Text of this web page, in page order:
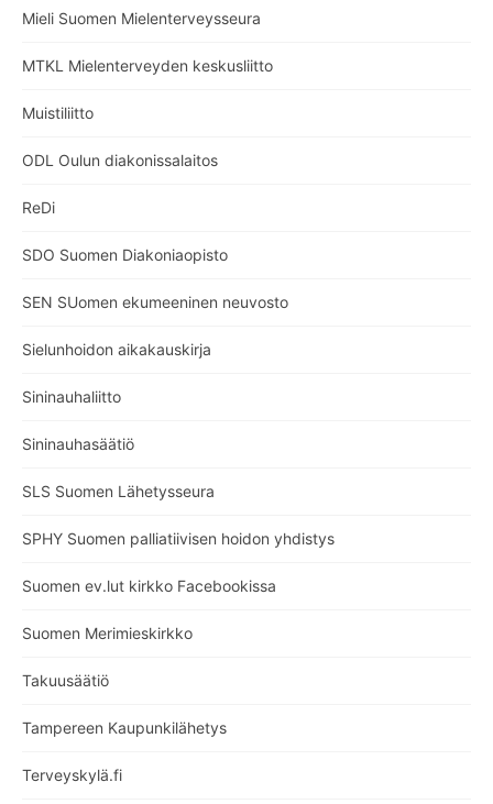
Mieli Suomen Mielenterveysseura
MTKL Mielenterveyden keskusliitto
Muistiliitto
ODL Oulun diakonissalaitos
ReDi
SDO Suomen Diakoniaopisto
SEN SUomen ekumeeninen neuvosto
Sielunhoidon aikakauskirja
Sininauhaliitto
Sininauhasäätiö
SLS Suomen Lähetysseura
SPHY Suomen palliatiivisen hoidon yhdistys
Suomen ev.lut kirkko Facebookissa
Suomen Merimieskirkko
Takuusäätiö
Tampereen Kaupunkilähetys
Terveyskylä.fi